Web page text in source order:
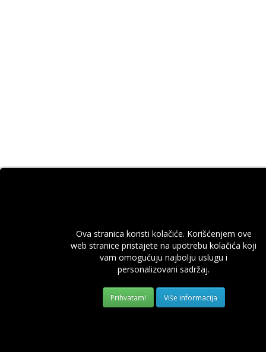
Ova stranica koristi kolačiće. Korišćenjem ove
web stranice pristajete na upotrebu kolačića koji
vam omogućuju najbolju uslugu i
personalizovani sadržaj.
Više informacija